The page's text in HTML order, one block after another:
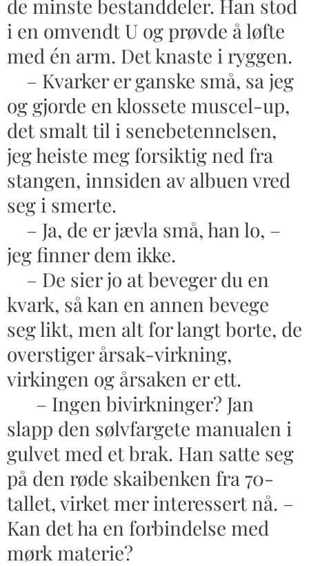
de minste bestanddeler. Han stod
i en omvendt U og prøvde å løfte
med én arm. Det knaste i ryggen.
– Kvarker er ganske små, sa jeg
og gjorde en klossete muscel-up,
det smalt til i senebetennelsen,
jeg heiste meg forsiktig ned fra
stangen, innsiden av albuen vred
seg i smerte.
– Ja, de er jævla små, han lo, –
jeg finner dem ikke.
– De sier jo at beveger du en
kvark, så kan en annen bevege
seg likt, men alt for langt borte, de
overstiger årsak-virkning,
virkingen og årsaken er ett.
– Ingen bivirkninger? Jan
slapp den sølvfargete manualen i
gulvet med et brak. Han satte seg
på den røde skaibenken fra 70-
tallet, virket mer interessert nå. –
Kan det ha en forbindelse med
mørk materie?